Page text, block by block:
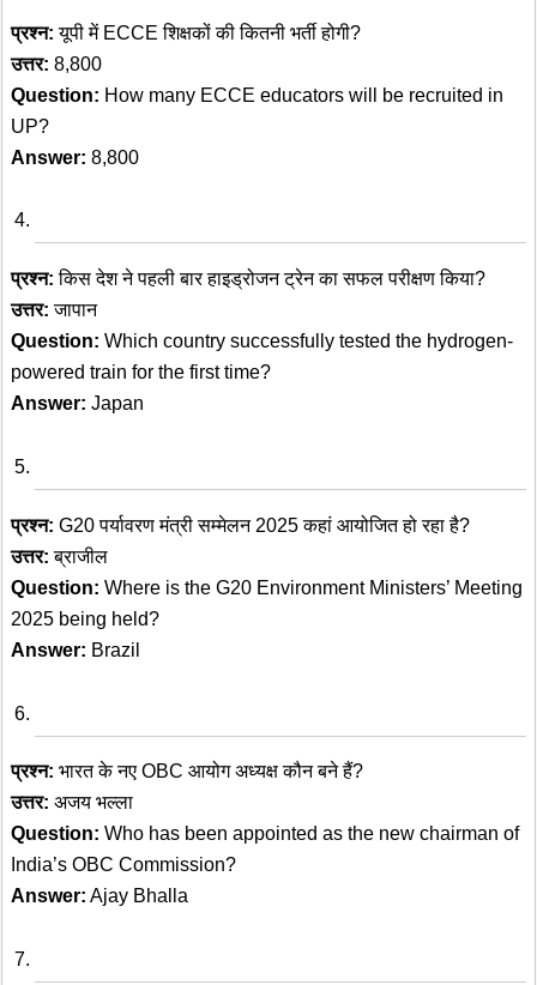
प्रश्न: यूपी में ECCE शिक्षकों की कितनी भर्ती होगी?
उत्तर: 8,800
Question: How many ECCE educators will be recruited in
UP?
Answer: 8,800
प्रश्न: किस देश ने पहली बार हाइड्रोजन ट्रेन का सफल परीक्षण किया?
उत्तर: जापान
Question: Which country successfully tested the hydrogen-
powered train for the first time?
Answer: Japan
प्रश्न: G20 पर्यावरण मंत्री सम्मेलन 2025 कहां आयोजित हो रहा है?
उत्तर: ब्राजील
Question: Where is the G20 Environment Ministers’ Meeting
2025 being held?
Answer: Brazil
प्रश्न: भारत के नए OBC आयोग अध्यक्ष कौन बने हैं?
उत्तर: अजय भल्ला
Question: Who has been appointed as the new chairman of
India’s OBC Commission?
Answer: Ajay Bhalla